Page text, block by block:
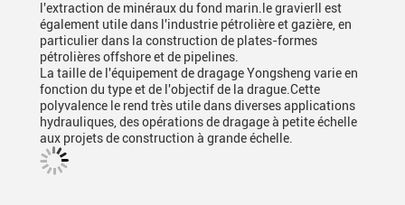
l'extraction de minéraux du fond marin.le gravierIl est
également utile dans l'industrie pétrolière et gazière, en
particulier dans la construction de plates-formes
pétrolières offshore et de pipelines.
La taille de l'équipement de dragage Yongsheng varie en
fonction du type et de l'objectif de la drague.Cette
polyvalence le rend très utile dans diverses applications
hydrauliques, des opérations de dragage à petite échelle
aux projets de construction à grande échelle.